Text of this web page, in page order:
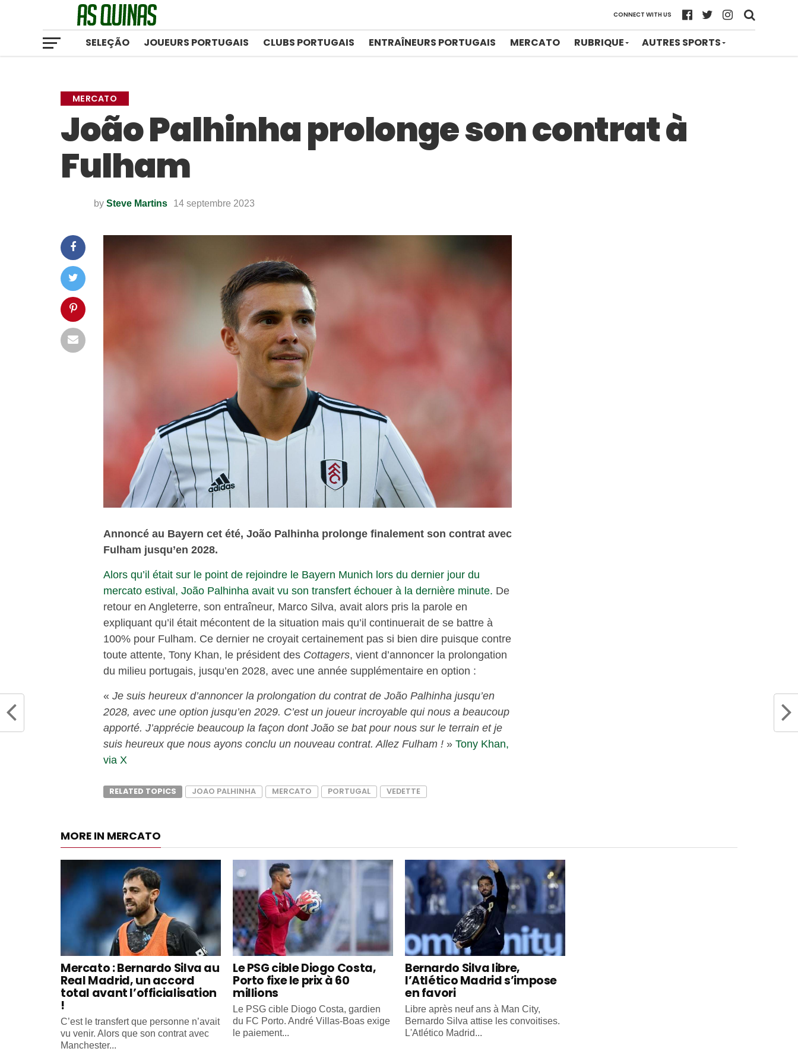
CONNECT WITH US
SELEÇÃO JOUEURS PORTUGAIS CLUBS PORTUGAIS ENTRAÎNEURS PORTUGAIS MERCATO RUBRIQUE AUTRES SPORTS
MERCATO
João Palhinha prolonge son contrat à
Fulham
by Steve Martins 14 septembre 2023
Annoncé au Bayern cet été, João Palhinha prolonge finalement son contrat avec
Fulham jusqu’en 2028.
Alors qu’il était sur le point de rejoindre le Bayern Munich lors du dernier jour du
mercato estival, João Palhinha avait vu son transfert échouer à la dernière minute. De
retour en Angleterre, son entraîneur, Marco Silva, avait alors pris la parole en
expliquant qu’il était mécontent de la situation mais qu’il continuerait de se battre à
100% pour Fulham. Ce dernier ne croyait certainement pas si bien dire puisque contre
toute attente, Tony Khan, le président des Cottagers, vient d’annoncer la prolongation
du milieu portugais, jusqu’en 2028, avec une année supplémentaire en option :
« Je suis heureux d’annoncer la prolongation du contrat de João Palhinha jusqu’en
2028, avec une option jusqu’en 2029. C’est un joueur incroyable qui nous a beaucoup
apporté. J’apprécie beaucoup la façon dont João se bat pour nous sur le terrain et je
suis heureux que nous ayons conclu un nouveau contrat. Allez Fulham ! » Tony Khan,
via X
RELATED TOPICS JOAO PALHINHA MERCATO PORTUGAL VEDETTE
MORE IN MERCATO
Mercato : Bernardo Silva au
Real Madrid, un accord
total avant l’officialisation
!
C’est le transfert que personne n’avait
vu venir. Alors que son contrat avec
Manchester...
Le PSG cible Diogo Costa,
Porto fixe le prix à 60
millions
Le PSG cible Diogo Costa, gardien
du FC Porto. André Villas-Boas exige
le paiement...
Bernardo Silva libre,
l’Atlético Madrid s’impose
en favori
Libre après neuf ans à Man City,
Bernardo Silva attise les convoitises.
L'Atlético Madrid...